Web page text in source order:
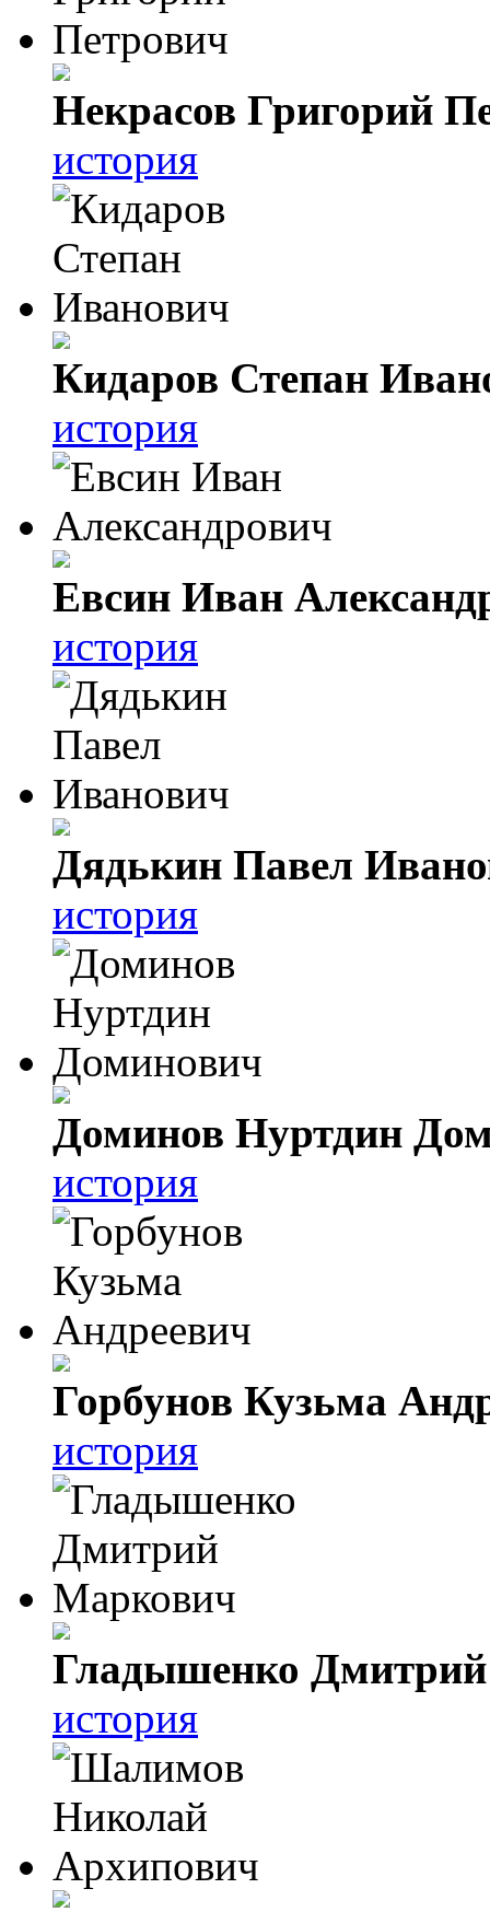
Некрасов Григорий
история
Кидаров Степан
история
Евсин Иван
история
Дядькин Павел
история
Доминов Нуртдин
история
Горбунов Кузьма
история
Гладышенко
история